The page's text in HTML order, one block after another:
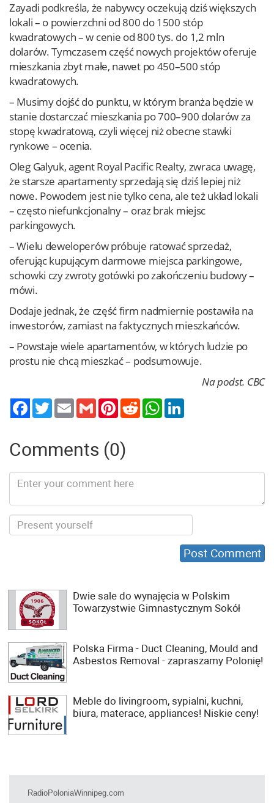
Zayadi podkreśla, że nabywcy oczekują dziś większych
lokali – o powierzchni od 800 do 1500 stóp
kwadratowych – w cenie od 800 tys. do 1,2 mln
dolarów. Tymczasem część nowych projektów oferuje
mieszkania zbyt małe, nawet po 450–500 stóp
kwadratowych.
– Musimy dojść do punktu, w którym branża będzie w
stanie dostarczać mieszkania po 700–900 dolarów za
stopę kwadratową, czyli więcej niż obecne stawki
rynkowe – ocenia.
Oleg Galyuk, agent Royal Pacific Realty, zwraca uwagę,
że starsze apartamenty sprzedają się dziś lepiej niż
nowe. Powodem jest nie tylko cena, ale też układ lokali
– często niefunkcjonalny – oraz brak miejsc
parkingowych.
– Wielu deweloperów próbuje ratować sprzedaż,
oferując kupującym darmowe miejsca parkingowe,
schowki czy zwroty gotówki po zakończeniu budowy –
mówi.
Dodaje jednak, że część firm nadmiernie postawiła na
inwestorów, zamiast na faktycznych mieszkańców.
– Powstaje wiele apartamentów, w których ludzie po
prostu nie chcą mieszkać – podsumowuje.
Na podst. CBC
TwitterEmail Gmail PinterestReddit WhatsApp
Comments (0)
Dwie sale do wynajęcia w Polskim
Towarzystwie Gimnastycznym Sokół
Polska Firma - Duct Cleaning, Mould and
Asbestos Removal - zapraszamy Polonię!
Meble do livingroom, sypialni, kuchni,
biura, materace, appliances! Niskie ceny!
RadioPoloniaWinnipeg.com